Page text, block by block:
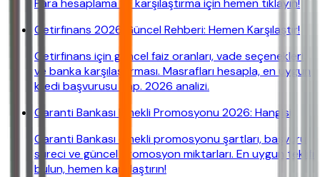
Para hesaplama ve karşılaştırma için hemen tıklayın!
Getirfinans 2026 Güncel Rehberi: Hemen Karşılaştır!
Getirfinans için güncel faiz oranları, vade seçenekleri
ve banka karşılaştırması. Masrafları hesapla, en uygun
kredi başvurusu yap. 2026 analizi.
Garanti Bankası Emekli Promosyonu 2026: Hangisi
Garanti Bankası emekli promosyonu şartları, başvuru
süreci ve güncel promosyon miktarları. En uygun teklifi
bulun, hemen karşılaştırın!